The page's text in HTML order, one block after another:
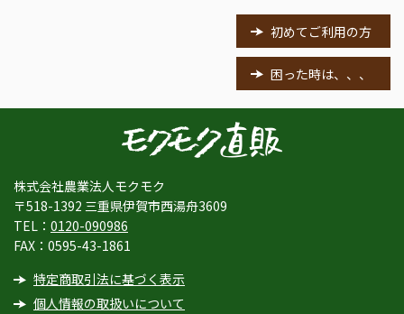
初めてご利用の方
困った時は、、、
株式会社農業法人モクモク
〒518-1392 三重県伊賀市西湯舟3609
TEL： 0120-090986
FAX：0595-43-1861
特定商取引法に基づく表示
個人情報の取扱いについて